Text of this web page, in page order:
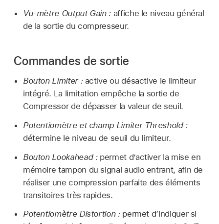
Vu-mètre Output Gain : affiche le niveau général
de la sortie du compresseur.
Commandes de sortie
Bouton Limiter : active ou désactive le limiteur
intégré. La limitation empêche la sortie de
Compressor de dépasser la valeur de seuil.
Potentiomètre et champ Limiter Threshold :
détermine le niveau de seuil du limiteur.
Bouton Lookahead : permet d’activer la mise en
mémoire tampon du signal audio entrant, afin de
réaliser une compression parfaite des éléments
transitoires très rapides.
Potentiomètre Distortion : permet d’indiquer si